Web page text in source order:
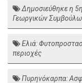
Δημοσιεύθηκε η
Γεωργικών
Ελιά:
περιοχές
Πυρηνόκαρπα: